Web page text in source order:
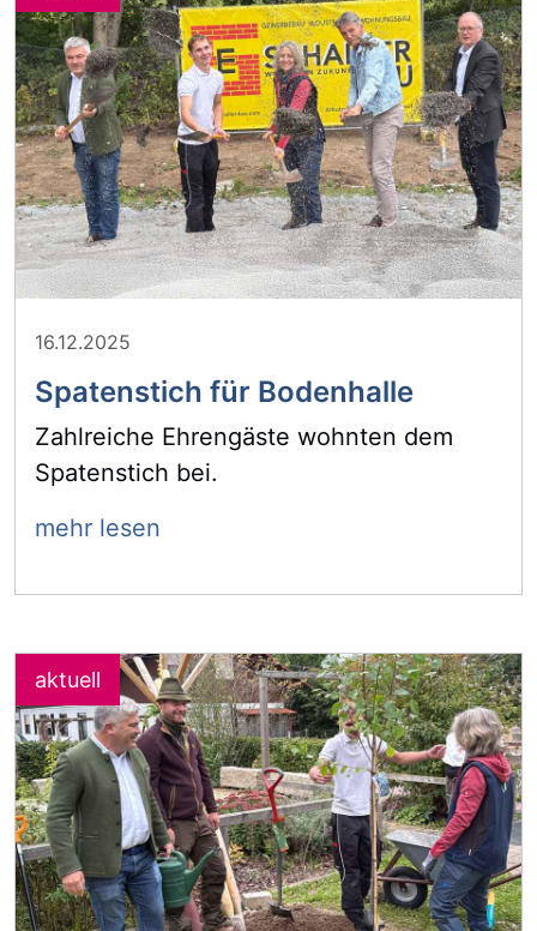
16.12.2025
Spatenstich für Bodenhalle
Zahlreiche Ehrengäste wohnten dem
Spatenstich bei.
mehr lesen